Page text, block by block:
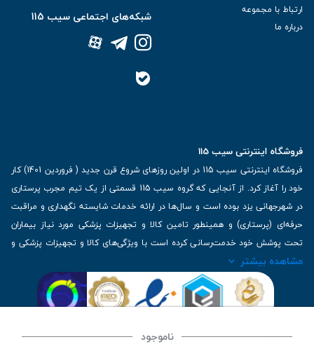
ناموجود
ارتباط با مجموعه
درباره ما
شبکه‌های اجتماعی سیب 115
فروشگاه اینترنتی سیب 115
فروشگاه اینترنتی سیب 115 در اولین روزهای شروع قرن جدید ( فروردین 1401) کار
خود را آغاز کرد. از آنجایی که گروه سیب 115 قسمتی از یک تیم مجرب پرستاری
در شهرجهانی یزد بوده است و سال‌ها در ارائه خدمات شایسته نگهداری و مراقبت
حرفه‌ای (پرستاری) و همینطور تامین کالا و تجهیزات پزشکی مورد نیاز بیماران
تحت پوشش خود خدمت‌رسانی کرده است با ویژگی‌های کالا و تجهیزات پزشکی و
برترین برندهای موجود در بازار اطلاعات بسیار ارزشمندی را دارا می‌باشد
| تلفن تماس : 36333383-035 | ایمیل: Info@Sib115.com
مشاهده بیشتر